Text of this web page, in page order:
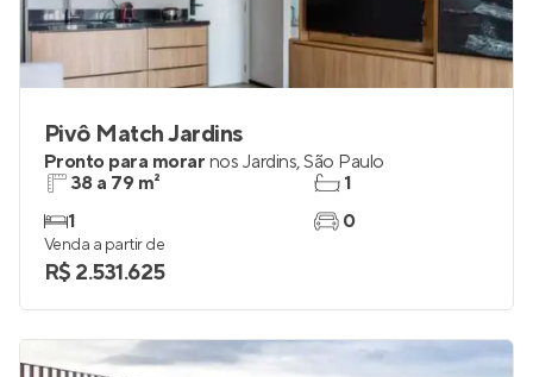
Pivô Match Jardins
Pronto para morar nos Jardins,São Paulo
38 a 79 m²
1
1
0
Venda a partir de
R$ 2.531.625